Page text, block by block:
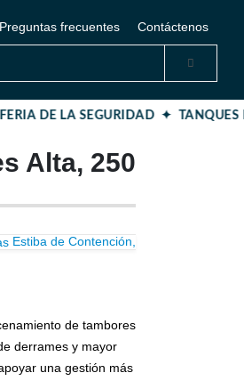
Preguntas frecuentes Contáctenos
DE LA SEGURIDAD ✦ TANQUES
Alta, 250
Estiba de Contención,
de tambores
derrames y mayor
una gestión más